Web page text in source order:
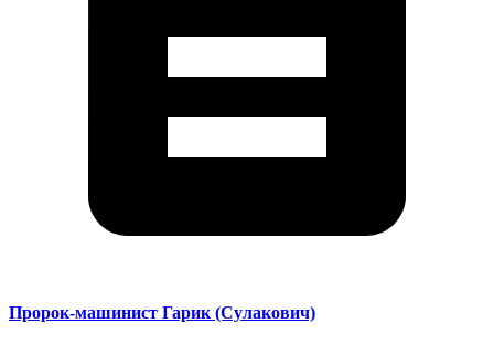
Пророк-машинист Гарик (Сулакович)